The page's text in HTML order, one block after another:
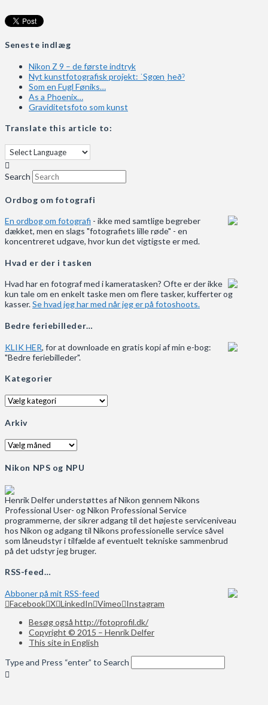
Seneste indlæg
Nikon Z 9 – de første indtryk
Nyt kunstfotografisk projekt: ˈSgœnˌheðˀ
Som en Fugl Føniks…
As a Phoenix…
Graviditetsfoto som kunst
Translate this article to:
Search
Ordbog om fotografi
En ordbog om fotografi - ikke med samtlige begreber
dækket, men en slags "fotografiets lille røde" - en
koncentreret udgave, hvor kun det vigtigste er med.
Hvad er der i tasken
Hvad har en fotograf med i kameratasken? Ofte er der ikke
kun tale om en enkelt taske men om flere tasker, kufferter og
kasser.Se hvad jeg har med når jeg er på fotoshoots.
Bedre feriebilleder…
KLIK HER, for at downloade en gratis kopi af min e-bog:
"Bedre feriebilleder".
Kategorier
Kategorier
Arkiv
Arkiv
Nikon NPS og NPU
Henrik Delfer understøttes af Nikon gennem Nikons
Professional User- og Nikon Professional Service
programmerne, der sikrer adgang til det højeste serviceniveau
hos Nikon og adgang til Nikons professionelle service såvel
som låneudstyr i tilfælde af eventuelt tekniske sammenbrud
på det udstyr jeg bruger.
RSS-feed…
Abboner på mit RSS-feed
Facebook X LinkedIn Vimeo Instagram
Besøg også http://fotoprofil.dk/
Copyright © 2015 – Henrik Delfer
This site in English
Type and Press “enter” to Search